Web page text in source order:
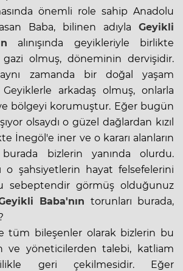
önemli role sahip Anadolu
Baba, bilinen adıyla Geyikli
alınışında geyikleriyle birlikte
gazi olmuş, döneminin dervişidir.
zamanda bir doğal yaşam
arkadaş olmuş, onlarla
bölgeyi korumuştur. Eğer bugün
olsaydı o güzel dağlardan kızıl
İnegöl'e iner ve o kararı alanların
bizlerin yanında olurdu.
o şahsiyetlerin hayat felsefelerini
sebeptendir görmüş olduğunuz
Baba'nın torunları burada,
tüm bileşenler olarak bizlerin bu
ve yöneticilerden talebi, katliam
geri çekilmesidir. Eğer